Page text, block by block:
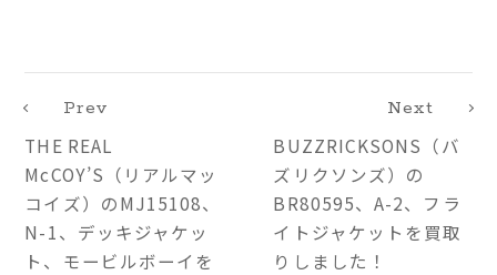
Prev
THE REAL
McCOY’S（リアルマッ
コイズ）のMJ15108、
N-1、デッキジャケッ
ト、モービルボーイを
Next
BUZZRICKSONS（バ
ズリクソンズ）の
BR80595、A-2、フラ
イトジャケットを買取
りしました！